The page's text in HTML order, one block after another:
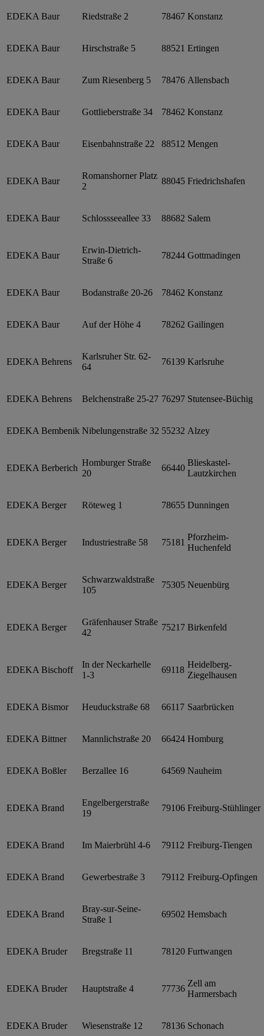
EDEKA Baur Riedstraße 2 78467 Konstanz
EDEKA Baur Hirschstraße 5 88521 Ertingen
EDEKA Baur Zum Riesenberg 5 78476 Allensbach
EDEKA Baur Gottlieberstraße 34 78462 Konstanz
EDEKA Baur Eisenbahnstraße 22 88512 Mengen
EDEKA Baur
Romanshorner Platz
2
88045 Friedrichshafen
EDEKA Baur Schlossseeallee 33 88682 Salem
EDEKA Baur
Erwin-Dietrich-
Straße 6
78244 Gottmadingen
EDEKA Baur Bodanstraße 20-26 78462 Konstanz
EDEKA Baur Auf der Höhe 4 78262 Gailingen
EDEKA Behrens
Karlsruher Str. 62-
64
76139 Karlsruhe
EDEKA Behrens Belchenstraße 25-27 76297 Stutensee-Büchig
EDEKA Bembenik Nibelungenstraße 32 55232 Alzey
EDEKA Berberich
Homburger Straße
20
66440
Blieskastel-
Lautzkirchen
EDEKA Berger Röteweg 1 78655 Dunningen
EDEKA Berger Industriestraße 58 75181
Pforzheim-
Huchenfeld
EDEKA Berger
Schwarzwaldstraße
105
75305 Neuenbürg
EDEKA Berger
Gräfenhauser Straße
42
75217 Birkenfeld
EDEKA Bischoff
In der Neckarhelle
1-3
69118
Heidelberg-
Ziegelhausen
EDEKA Bismor Heuduckstraße 68 66117 Saarbrücken
EDEKA Bittner Mannlichstraße 20 66424 Homburg
EDEKA Boßler Berzallee 16 64569 Nauheim
EDEKA Brand
Engelbergerstraße
19
79106 Freiburg-Stühlinger
EDEKA Brand Im Maierbrühl 4-6 79112 Freiburg-Tiengen
EDEKA Brand Gewerbestraße 3 79112 Freiburg-Opfingen
EDEKA Brand
Bray-sur-Seine-
Straße 1
69502 Hemsbach
EDEKA Bruder Bregstraße 11 78120 Furtwangen
EDEKA Bruder Hauptstraße 4 77736
Zell am
Harmersbach
EDEKA Bruder Wiesenstraße 12 78136 Schonach